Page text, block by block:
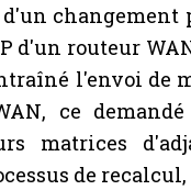
d'un
d'un routeur
l'envoi de
ce
matrices
de